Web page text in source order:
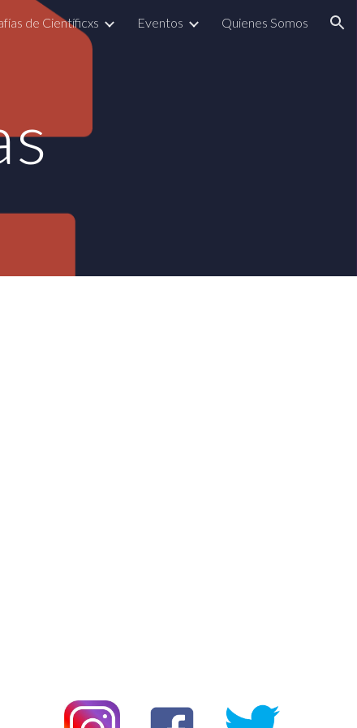
de Científicxs Eventos Quienes Somos